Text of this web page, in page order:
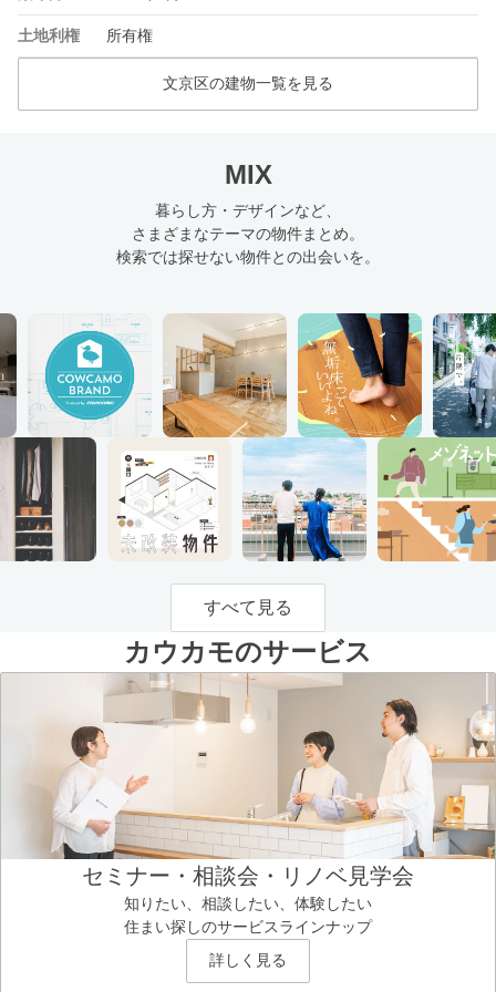
土地利権 所有権
文京区の建物一覧を見る
MIX
暮らし方・デザインなど、
さまざまなテーマの物件まとめ。
検索では探せない物件との出会いを。
すべて見る
カウカモのサービス
セミナー・相談会・リノベ見学会
知りたい、相談したい、体験したい
住まい探しのサービスラインナップ
詳しく見る